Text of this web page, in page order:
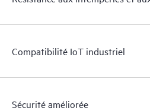
Compatibilité IoT industriel
Sécurité améliorée